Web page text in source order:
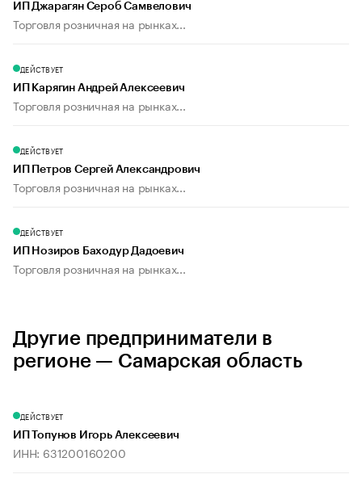
ИП Джарагян Сероб Самвелович
Торговля розничная на рынках...
ДЕЙСТВУЕТ
ИП Карягин Андрей Алексеевич
Торговля розничная на рынках...
ДЕЙСТВУЕТ
ИП Петров Сергей Александрович
Торговля розничная на рынках...
ДЕЙСТВУЕТ
ИП Нозиров Баходур Дадоевич
Торговля розничная на рынках...
Другие предприниматели в
регионе — Самарская область
ДЕЙСТВУЕТ
ИП Топунов Игорь Алексеевич
ИНН: 631200160200